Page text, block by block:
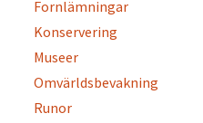
Fornlämningar
Konservering
Museer
Omvärldsbevakning
Runor